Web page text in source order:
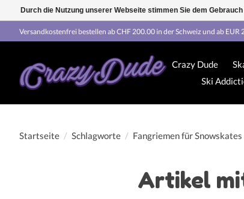
Versandkostenfrei bestellen ab CHF 200.00 in der Schweiz und ab
Crazy Dude
Ski
Startseite / Schlagworte / Fangriemen für Snowskates
Artikel
Durch die Nutzung unserer Webseite stimmen Sie dem